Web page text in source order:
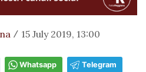
/ 15 July 2019, 13:00
Whatsapp Telegram